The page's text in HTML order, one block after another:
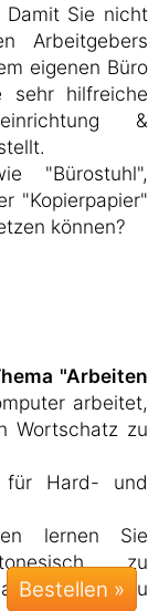
Damit Sie nicht
Arbeitgebers
eigenen Büro
sehr hilfreiche
&
"Bürostuhl",
"Kopierpapier"
können?
"Arbeiten
arbeitet,
Wortschatz zu
für Hard- und
lernen Sie
zu
Kollegen zu